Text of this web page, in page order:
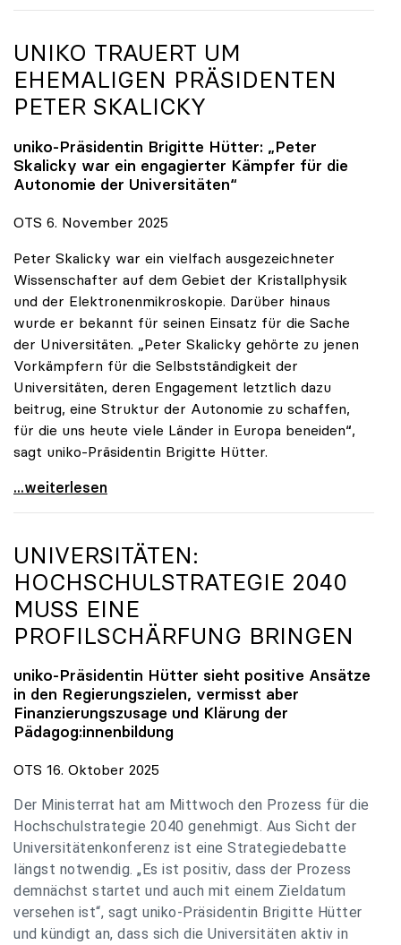
UNIKO TRAUERT UM
EHEMALIGEN PRÄSIDENTEN
PETER SKALICKY
uniko-Präsidentin Brigitte Hütter: „Peter
Skalicky war ein engagierter Kämpfer für die
Autonomie der Universitäten“
OTS 6. November 2025
Peter Skalicky war ein vielfach ausgezeichneter
Wissenschafter auf dem Gebiet der Kristallphysik
und der Elektronenmikroskopie. Darüber hinaus
wurde er bekannt für seinen Einsatz für die Sache
der Universitäten. „Peter Skalicky gehörte zu jenen
Vorkämpfern für die Selbstständigkeit der
Universitäten, deren Engagement letztlich dazu
beitrug, eine Struktur der Autonomie zu schaffen,
für die uns heute viele Länder in Europa beneiden“,
sagt uniko-Präsidentin Brigitte Hütter.
uniko trauert um ehemaligen Präsidenten Peter
...weiterlesen
UNIVERSITÄTEN:
HOCHSCHULSTRATEGIE 2040
MUSS EINE
PROFILSCHÄRFUNG BRINGEN
uniko-Präsidentin Hütter sieht positive Ansätze
in den Regierungszielen, vermisst aber
Finanzierungszusage und Klärung der
Pädagog:innenbildung
OTS 16. Oktober 2025
Der Ministerrat hat am Mittwoch den Prozess für die
Hochschulstrategie 2040 genehmigt. Aus Sicht der
Universitätenkonferenz ist eine Strategiedebatte
längst notwendig. „Es ist positiv, dass der Prozess
demnächst startet und auch mit einem Zieldatum
versehen ist“, sagt uniko-Präsidentin Brigitte Hütter
und kündigt an, dass sich die Universitäten aktiv in